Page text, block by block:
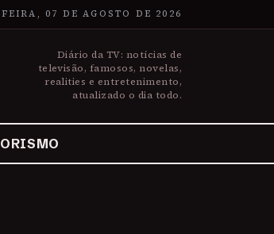
07 DE AGOSTO DE 2026
Diário da TV: notícias de
televisão, famosos, novelas,
realities e entretenimento,
atualizado o dia todo.